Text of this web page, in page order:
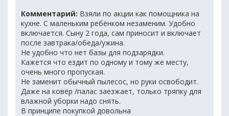
Комментарий: Взяли по акции как помощника на
кухне. С маленьким ребёнком незаменим. Удобно
включается. Сыну 2 года, сам приносит и включает
после завтрака/обеда/ужина.
Не удобно что нет базы для подзарядки.
Кажется что ездит по одному и тому же месту,
очень много пропуская.
Не заменит обычный пылесос, но руки освободит.
Даже на ковёр /палас заезжает, только тряпку для
влажной уборки надо снять.
В принципе покупкой довольна